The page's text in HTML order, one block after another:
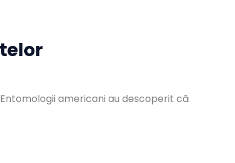
americani au descoperit că